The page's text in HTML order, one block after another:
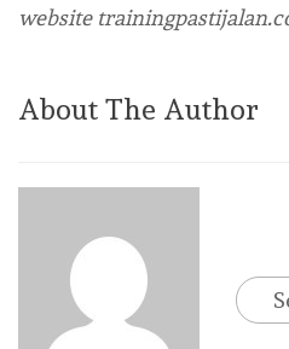
website
About The Author